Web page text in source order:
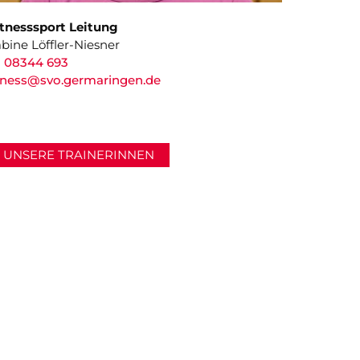
Leitung
Löffler-Niesner
08344 693
UNSERE TRAINERINNEN